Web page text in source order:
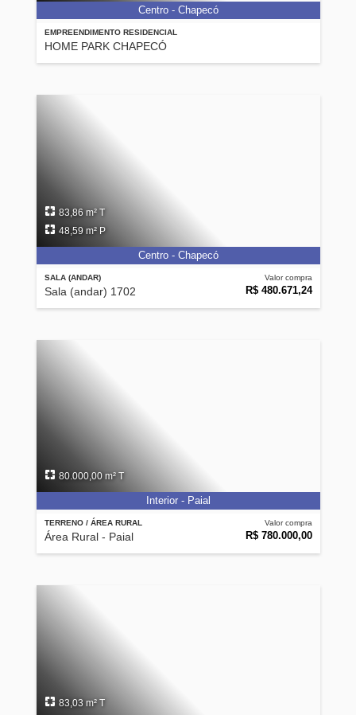
EMPREENDIMENTO RESIDENCIAL
HOME PARK CHAPECÓ
Centro - Chapecó
SALA (ANDAR)
Sala (andar) 1702
Valor compra
R$ 480.671,24
83,86 m² T
48,59 m² P
Centro - Chapecó
TERRENO / ÁREA RURAL
Área Rural - Paial
Valor compra
R$ 780.000,00
80.000,00 m² T
Interior - Paial
83,03 m² T